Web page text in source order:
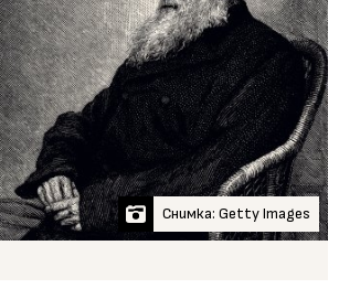
Снимка: Getty Images